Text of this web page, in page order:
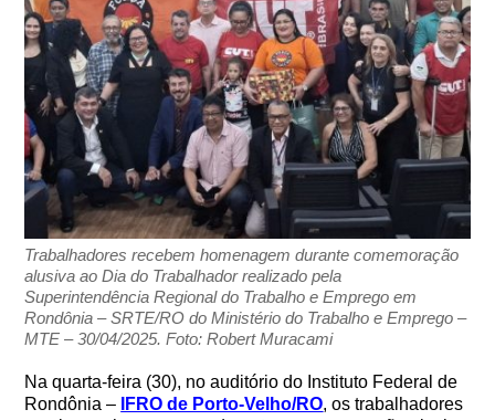
Trabalhadores recebem homenagem durante comemoração
alusiva ao Dia do Trabalhador realizado pela
Superintendência Regional do Trabalho e Emprego em
Rondônia – SRTE/RO do Ministério do Trabalho e Emprego –
MTE – 30/04/2025. Foto: Robert Muracami
Na quarta-feira (30), no auditório do Instituto Federal de
Rondônia –
IFRO de Porto-Velho/RO, os trabalhadores